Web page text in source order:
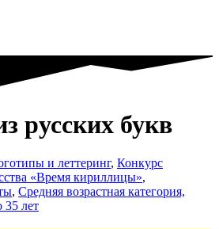
русских букв
и леттеринг, Конкурс
«Время кириллицы»,
, Средняя возрастная категория,
35 лет